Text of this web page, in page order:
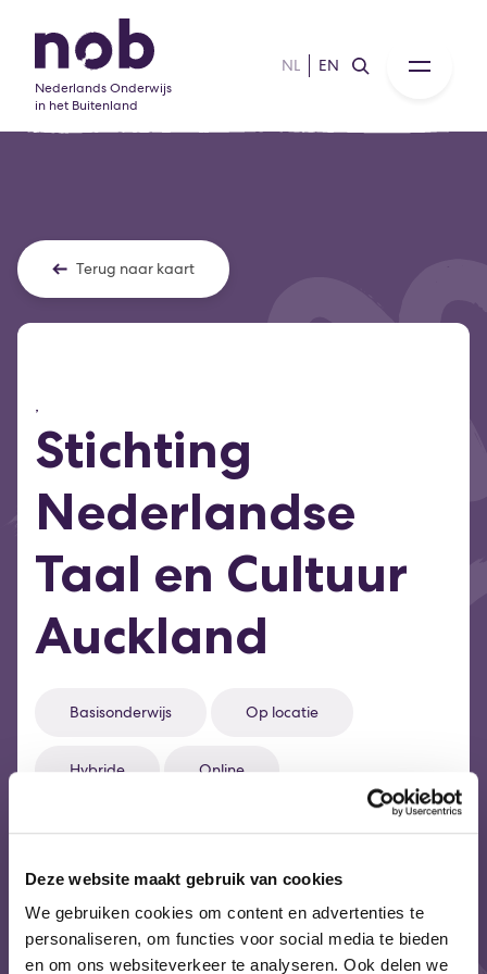
Deze website maakt gebruik van cookies
We gebruiken cookies om content en advertenties te
personaliseren, om functies voor social media te bieden
en om ons websiteverkeer te analyseren. Ook delen we
Nederlands Onderwijs
in het Buitenland
NL EN
Terug naar kaart
,
Stichting
Nederlandse
Taal en Cultuur
Auckland
Basisonderwijs Op locatie
Hybride Online
De Nederlandse School Auckland biedt
kinderen van 4 tot 12 jaar de mogelijkheid om
de Nederlandse taal en cultuur op een leuke
en interactieve manier te onderhouden. De